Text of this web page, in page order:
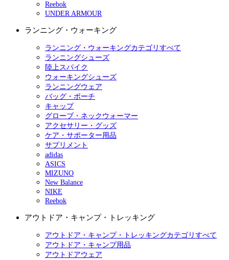
Reebok
UNDER ARMOUR
ランニング・ウォーキング
ランニング・ウォーキングカテゴリすべて
ランニングシューズ
陸上スパイク
ウォーキングシューズ
ランニングウェア
バッグ・ポーチ
キャップ
グローブ・ネックウォーマー
アクセサリー・グッズ
ケア・サポーター用品
サプリメント
adidas
ASICS
MIZUNO
New Balance
NIKE
Reebok
アウトドア・キャンプ・トレッキング
アウトドア・キャンプ・トレッキングカテゴリすべて
アウトドア・キャンプ用品
アウトドアウェア